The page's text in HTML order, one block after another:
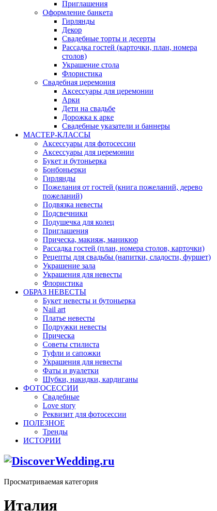
Приглашения
Оформление банкета
Гирлянды
Декор
Свадебные торты и десерты
Рассадка гостей (карточки, план, номера
столов)
Украшение стола
Флористика
Свадебная церемония
Аксессуары для церемонии
Арки
Дети на свадьбе
Дорожка к арке
Свадебные указатели и баннеры
МАСТЕР-КЛАССЫ
Аксессуары для фотосессии
Аксессуары для церемонии
Букет и бутоньерка
Бонбоньерки
Гирлянды
Пожелания от гостей (книга пожеланий, дерево
пожеланий)
Подвязка невесты
Подсвечники
Подушечка для колец
Приглашения
Прическа, макияж, маникюр
Рассадка гостей (план, номера столов, карточки)
Рецепты для свадьбы (напитки, сладости, фуршет)
Украшение зала
Украшения для невесты
Флористика
ОБРАЗ НЕВЕСТЫ
Букет невесты и бутоньерка
Nail art
Платье невесты
Подружки невесты
Прическа
Советы стилиста
Туфли и сапожки
Украшения для невесты
Фаты и вуалетки
Шубки, накидки, кардиганы
ФОТОСЕССИИ
Свадебные
Love story
Реквизит для фотосессии
ПОЛЕЗНОЕ
Тренды
ИСТОРИИ
Просматриваемая категория
Италия